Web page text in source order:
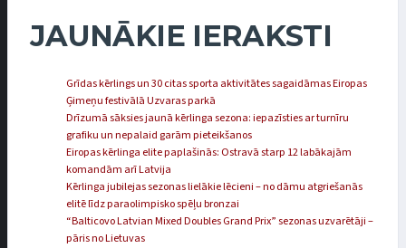
JAUNĀKIE IERAKSTI
Grīdas kērlings un 30 citas sporta aktivitātes sagaidāmas Eiropas
Ģimeņu festivālā Uzvaras parkā
Drīzumā sāksies jaunā kērlinga sezona: iepazīsties ar turnīru
grafiku un nepalaid garām pieteikšanos
Eiropas kērlinga elite paplašinās: Ostravā starp 12 labākajām
komandām arī Latvija
Kērlinga jubilejas sezonas lielākie lēcieni – no dāmu atgriešanās
elitē līdz paraolimpisko spēļu bronzai
“Balticovo Latvian Mixed Doubles Grand Prix” sezonas uzvarētāji –
pāris no Lietuvas